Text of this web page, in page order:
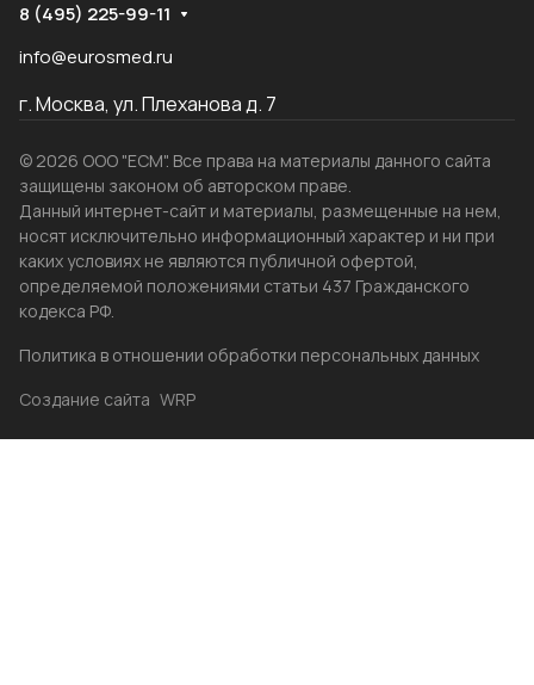
8 (495) 225-99-11
info@eurosmed.ru
г. Москва, ул. Плеханова д. 7
© 2026 ООО "ЕСМ". Все права на материалы данного сайта
защищены законом об авторском праве.
Данный интернет-сайт и материалы, размещенные на нем,
носят исключительно информационный характер и ни при
каких условиях не являются публичной офертой,
определяемой положениями статьи 437 Гражданского
кодекса РФ.
Политика в отношении обработки персональных данных
Создание сайта WRP